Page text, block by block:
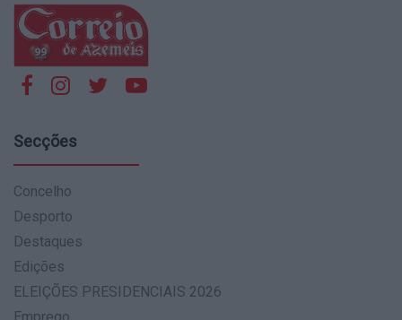
Secções
Concelho
Desporto
Destaques
Edições
ELEIÇÕES PRESIDENCIAIS 2026